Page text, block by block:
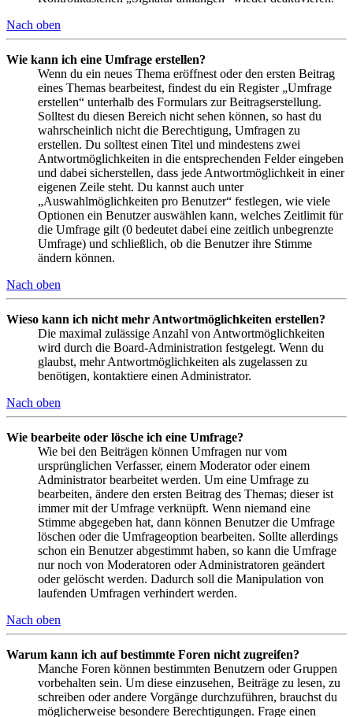
Nach oben
Wie kann ich eine Umfrage erstellen?
Wenn du ein neues Thema eröffnest oder den ersten Beitrag
eines Themas bearbeitest, findest du ein Register „Umfrage
erstellen“ unterhalb des Formulars zur Beitragserstellung.
Solltest du diesen Bereich nicht sehen können, so hast du
wahrscheinlich nicht die Berechtigung, Umfragen zu
erstellen. Du solltest einen Titel und mindestens zwei
Antwortmöglichkeiten in die entsprechenden Felder eingeben
und dabei sicherstellen, dass jede Antwortmöglichkeit in einer
eigenen Zeile steht. Du kannst auch unter
„Auswahlmöglichkeiten pro Benutzer“ festlegen, wie viele
Optionen ein Benutzer auswählen kann, welches Zeitlimit für
die Umfrage gilt (0 bedeutet dabei eine zeitlich unbegrenzte
Umfrage) und schließlich, ob die Benutzer ihre Stimme
ändern können.
Nach oben
Wieso kann ich nicht mehr Antwortmöglichkeiten erstellen?
Die maximal zulässige Anzahl von Antwortmöglichkeiten
wird durch die Board-Administration festgelegt. Wenn du
glaubst, mehr Antwortmöglichkeiten als zugelassen zu
benötigen, kontaktiere einen Administrator.
Nach oben
Wie bearbeite oder lösche ich eine Umfrage?
Wie bei den Beiträgen können Umfragen nur vom
ursprünglichen Verfasser, einem Moderator oder einem
Administrator bearbeitet werden. Um eine Umfrage zu
bearbeiten, ändere den ersten Beitrag des Themas; dieser ist
immer mit der Umfrage verknüpft. Wenn niemand eine
Stimme abgegeben hat, dann können Benutzer die Umfrage
löschen oder die Umfrageoption bearbeiten. Sollte allerdings
schon ein Benutzer abgestimmt haben, so kann die Umfrage
nur noch von Moderatoren oder Administratoren geändert
oder gelöscht werden. Dadurch soll die Manipulation von
laufenden Umfragen verhindert werden.
Nach oben
Warum kann ich auf bestimmte Foren nicht zugreifen?
Manche Foren können bestimmten Benutzern oder Gruppen
vorbehalten sein. Um diese einzusehen, Beiträge zu lesen, zu
schreiben oder andere Vorgänge durchzuführen, brauchst du
möglicherweise besondere Berechtigungen. Frage einen